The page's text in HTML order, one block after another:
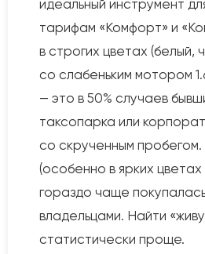
идеальный инструмент
тарифам «Комфорт» и
в строгих цветах (белый,
со слабеньким мотором
— это в 50% случаев
таксопарка или
со скрученным пробегом.
(особенно в ярких
гораздо чаще
владельцами. Найти
статистически проще.